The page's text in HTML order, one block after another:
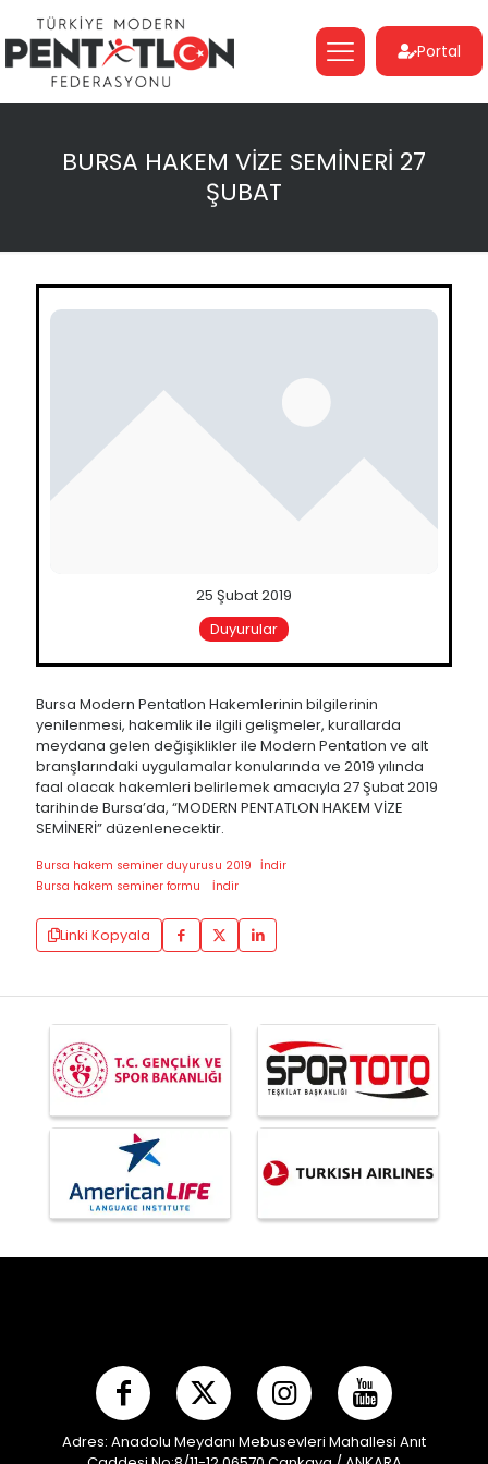
Portal
BURSA HAKEM VİZE SEMİNERİ 27
ŞUBAT
25 Şubat 2019
Duyurular
Bursa Modern Pentatlon Hakemlerinin bilgilerinin
yenilenmesi, hakemlik ile ilgili gelişmeler, kurallarda
meydana gelen değişiklikler ile Modern Pentatlon ve alt
branşlarındaki uygulamalar konularında ve 2019 yılında
faal olacak hakemleri belirlemek amacıyla 27 Şubat 2019
tarihinde Bursa’da, “MODERN PENTATLON HAKEM VİZE
SEMİNERİ” düzenlenecektir.
Bursa hakem seminer duyurusu 2019 İndir
Bursa hakem seminer formu
İndir
Linki Kopyala
Adres: Anadolu Meydanı Mebusevleri Mahallesi Anıt